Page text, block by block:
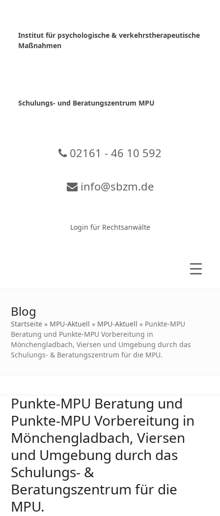
Institut für psychologische & verkehrstherapeutische
Maßnahmen
Schulungs- und Beratungszentrum MPU
02161 - 46 10 592
info@sbzm.de
Login für Rechtsanwälte
Blog
Startseite » MPU-Aktuell » MPU-Aktuell » Punkte-MPU
Beratung und Punkte-MPU Vorbereitung in
Mönchengladbach, Viersen und Umgebung durch das
Schulungs- & Beratungszentrum für die MPU.
Punkte-MPU Beratung und
Punkte-MPU Vorbereitung in
Mönchengladbach, Viersen
und Umgebung durch das
Schulungs- &
Beratungszentrum für die
MPU.